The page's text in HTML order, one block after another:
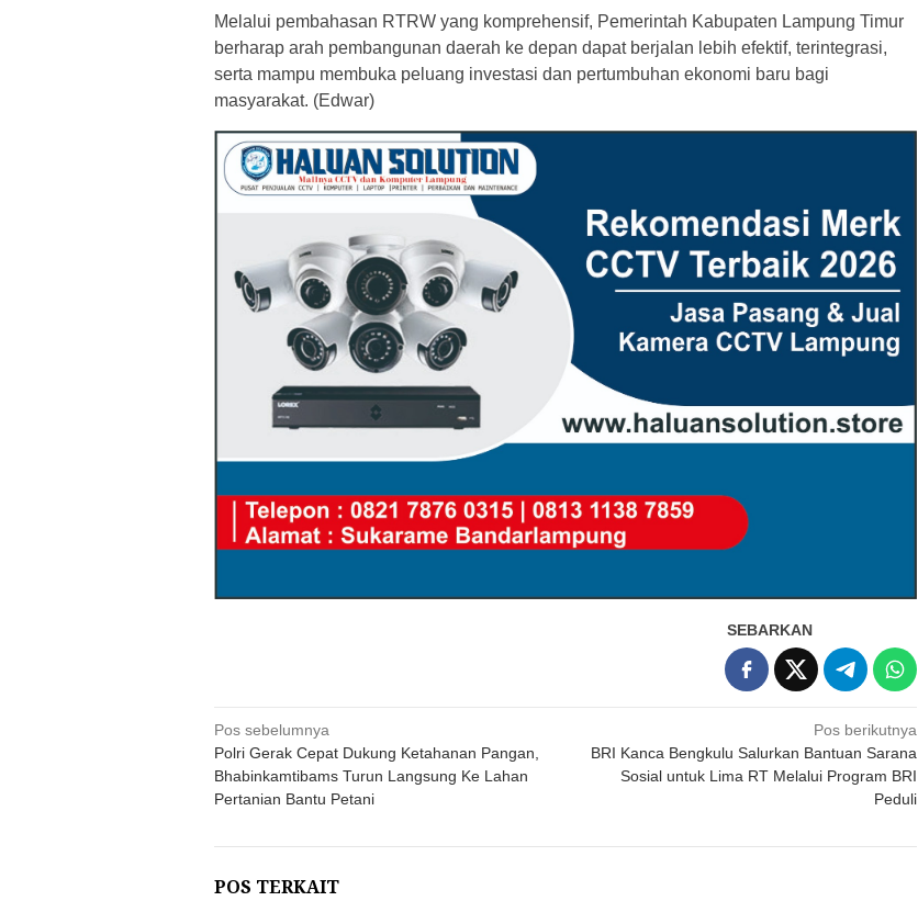
‎Melalui pembahasan RTRW yang komprehensif, Pemerintah Kabupaten Lampung Timur
berharap arah pembangunan daerah ke depan dapat berjalan lebih efektif, terintegrasi,
serta mampu membuka peluang investasi dan pertumbuhan ekonomi baru bagi
masyarakat. (Edwar)
SEBARKAN
Navigasi
pos
Pos sebelumnya
Polri Gerak Cepat Dukung Ketahanan Pangan,
Bhabinkamtibams Turun Langsung Ke Lahan
Pertanian Bantu Petani
Pos berikutnya
BRI Kanca Bengkulu Salurkan Bantuan Sarana
Sosial untuk Lima RT Melalui Program BRI
Peduli
POS TERKAIT